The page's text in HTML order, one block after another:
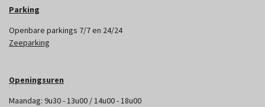
Parking
Openbare parkings 7/7 en 24/24
Zeeparking
Openingsuren
Maandag: 9u30 - 13u00 / 14u00 - 18u00